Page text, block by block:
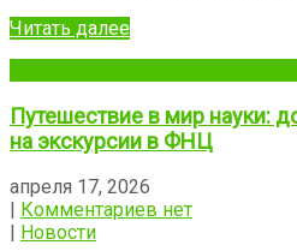
Читать далее
Путешествие в мир науки:
на экскурсии в ФНЦ
апреля 17, 2026
Комментариев нет
Новости